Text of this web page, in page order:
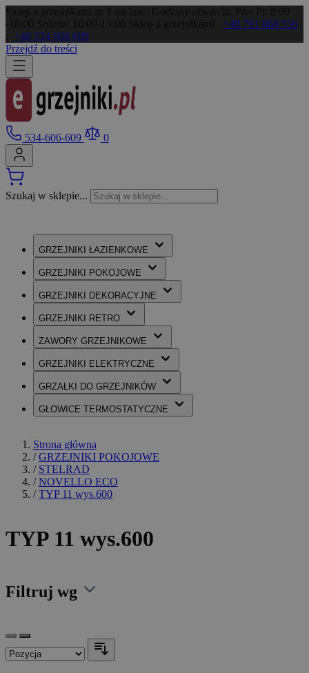
+48 791 868 556
+48 534 606 609
Przejdź do treści
534-606-609 0
Szukaj w sklepie...
GRZEJNIKI ŁAZIENKOWE
GRZEJNIKI POKOJOWE
GRZEJNIKI DEKORACYJNE
GRZEJNIKI RETRO
ZAWORY GRZEJNIKOWE
GRZEJNIKI ELEKTRYCZNE
GRZAŁKI DO GRZEJNIKÓW
GŁOWICE TERMOSTATYCZNE
Strona główna
/ GRZEJNIKI POKOJOWE
/ STELRAD
/ NOVELLO ECO
/ TYP 11 wys.600
TYP 11 wys.600
Filtruj wg